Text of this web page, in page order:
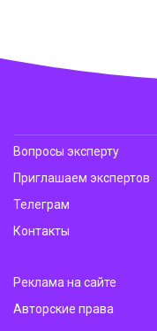
Вопросы эксперту
Приглашаем экспертов
Телеграм
Контакты
Реклама на сайте
Авторские права